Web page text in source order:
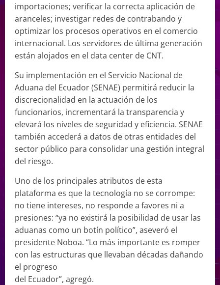
importaciones; verificar la correcta aplicación de
aranceles; investigar redes de contrabando y
optimizar los procesos operativos en el comercio
internacional. Los servidores de última generación
están alojados en el data center de CNT.
Su implementación en el Servicio Nacional de
Aduana del Ecuador (SENAE) permitirá reducir la
discrecionalidad en la actuación de los
funcionarios, incrementará la transparencia y
elevará los niveles de seguridad y eficiencia. SENAE
también accederá a datos de otras entidades del
sector público para consolidar una gestión integral
del riesgo.
Uno de los principales atributos de esta
plataforma es que la tecnología no se corrompe:
no tiene intereses, no responde a favores ni a
presiones: “ya no existirá la posibilidad de usar las
aduanas como un botín político”, aseveró el
presidente Noboa. “Lo más importante es romper
con las estructuras que llevaban décadas dañando
el progreso
del Ecuador”, agregó.